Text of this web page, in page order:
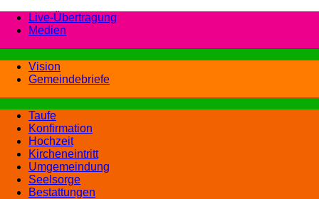
Live-Übertragung
Medien
Vision
Gemeindebriefe
Taufe
Konfirmation
Hochzeit
Kircheneintritt
Umgemeindung
Seelsorge
Bestattungen